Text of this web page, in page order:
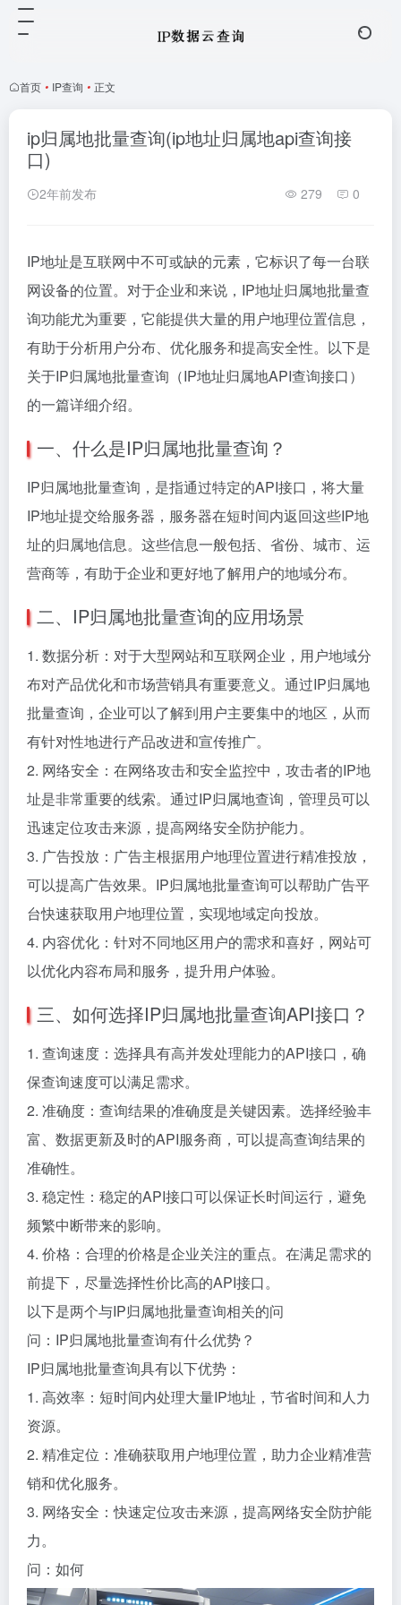
首页 • IP查询 • 正文
ip归属地批量查询(ip地址归属地api查询接
口)
2年前发布 279 0
IP地址是互联网中不可或缺的元素，它标识了每一台联
网设备的位置。对于企业和来说，IP地址归属地批量查
询功能尤为重要，它能提供大量的用户地理位置信息，
有助于分析用户分布、优化服务和提高安全性。以下是
关于IP归属地批量查询（IP地址归属地API查询接口）
的一篇详细介绍。
一、什么是IP归属地批量查询？
IP归属地批量查询，是指通过特定的API接口，将大量
IP地址提交给服务器，服务器在短时间内返回这些IP地
址的归属地信息。这些信息一般包括、省份、城市、运
营商等，有助于企业和更好地了解用户的地域分布。
二、IP归属地批量查询的应用场景
1. 数据分析：对于大型网站和互联网企业，用户地域分
布对产品优化和市场营销具有重要意义。通过IP归属地
批量查询，企业可以了解到用户主要集中的地区，从而
有针对性地进行产品改进和宣传推广。
2. 网络安全：在网络攻击和安全监控中，攻击者的IP地
址是非常重要的线索。通过IP归属地查询，管理员可以
迅速定位攻击来源，提高网络安全防护能力。
3. 广告投放：广告主根据用户地理位置进行精准投放，
可以提高广告效果。IP归属地批量查询可以帮助广告平
台快速获取用户地理位置，实现地域定向投放。
4. 内容优化：针对不同地区用户的需求和喜好，网站可
以优化内容布局和服务，提升用户体验。
三、如何选择IP归属地批量查询API接口？
1. 查询速度：选择具有高并发处理能力的API接口，确
保查询速度可以满足需求。
2. 准确度：查询结果的准确度是关键因素。选择经验丰
富、数据更新及时的API服务商，可以提高查询结果的
准确性。
3. 稳定性：稳定的API接口可以保证长时间运行，避免
频繁中断带来的影响。
4. 价格：合理的价格是企业关注的重点。在满足需求的
前提下，尽量选择性价比高的API接口。
以下是两个与IP归属地批量查询相关的问
问：IP归属地批量查询有什么优势？
IP归属地批量查询具有以下优势：
1. 高效率：短时间内处理大量IP地址，节省时间和人力
资源。
2. 精准定位：准确获取用户地理位置，助力企业精准营
销和优化服务。
3. 网络安全：快速定位攻击来源，提高网络安全防护能
力。
问：如何